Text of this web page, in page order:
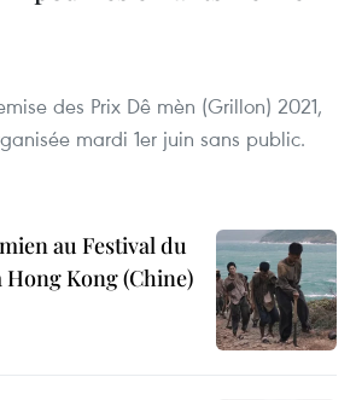
des Prix Dê mèn (Grillon) 2021,
mardi 1er juin sans public.
au Festival du
Hong Kong (Chine)